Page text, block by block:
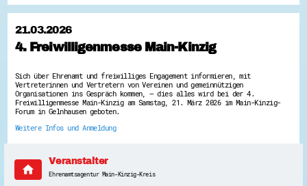
Engagement-Lotsen
Ehrentag
Freiwilligenmanagement
Hessen engagiert - Digitale Themenabende
Kompetenznachweis Hessen
Service-Learning
GEMA-Pakt
21.03.2026
4. Freiwilligenmesse Main-Kinzig
Sich über Ehrenamt und freiwilliges Engagement informieren, mit
Vertreterinnen und Vertretern von Vereinen und gemeinnützigen
Organisationen ins Gespräch kommen, – dies alles wird bei der 4.
Freiwilligenmesse Main-Kinzig am Samstag, 21. März 2026 im Main-Kinzig-
Forum in Gelnhausen geboten.
Weitere Infos und Anmeldung
home
Veranstalter
Ehrenamtsagentur Main-Kinzig-Kreis